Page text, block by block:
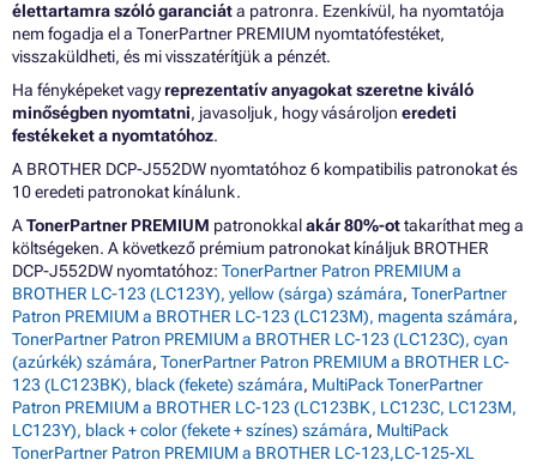
élettartamra szóló garanciáta patronra. Ezenkívül, ha nyomtatója
nem fogadja el a TonerPartner PREMIUM nyomtatófestéket,
visszaküldheti, és mi visszatérítjük a pénzét.
Ha fényképeket vagyreprezentatív anyagokat szeretne kiváló
minőségben nyomtatni, javasoljuk, hogy vásároljon eredeti
festékeket a nyomtatóhoz.
A BROTHER DCP-J552DW nyomtatóhoz 6 kompatibilis patronokat és
10 eredeti patronokat kínálunk.
ATonerPartner PREMIUM patronokkalakár 80%-ottakaríthat meg a
költségeken. A következő prémium patronokat kínáljuk BROTHER
DCP-J552DW nyomtatóhoz: TonerPartner Patron PREMIUM a
BROTHER LC-123 (LC123Y), yellow (sárga) számára, TonerPartner
Patron PREMIUM a BROTHER LC-123 (LC123M), magenta számára,
TonerPartner Patron PREMIUM a BROTHER LC-123 (LC123C), cyan
(azúrkék) számára, TonerPartner Patron PREMIUM a BROTHER LC-
123 (LC123BK), black (fekete) számára, MultiPack TonerPartner
Patron PREMIUM a BROTHER LC-123 (LC123BK, LC123C, LC123M,
LC123Y), black + color (fekete + színes) számára, MultiPack
TonerPartner Patron PREMIUM a BROTHER LC-123,LC-125-XL